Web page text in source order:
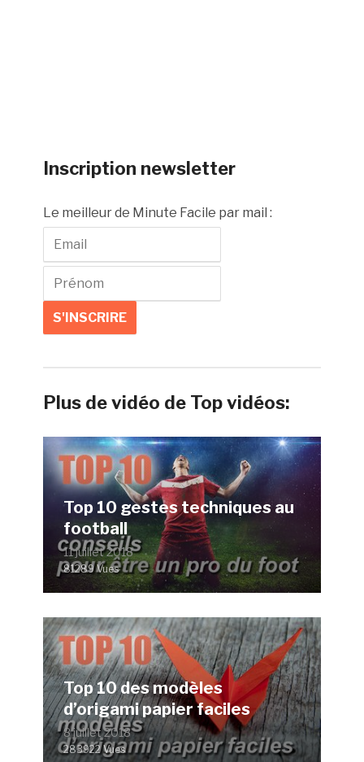
Inscription newsletter
Le meilleur de Minute Facile par mail :
Plus de vidéo de Top vidéos:
Top 10 gestes techniques au
football
11 juillet 2018
81289 Vues
Top 10 des modèles
d’origami papier faciles
8 juillet 2018
283922 Vues